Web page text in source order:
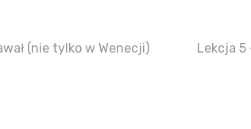
KURS
(nie tylko w Wenecji)
Lekcja 5